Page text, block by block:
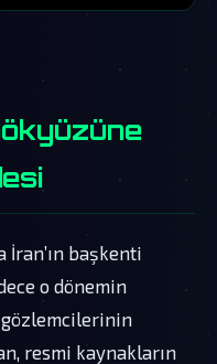
İran’ın başkenti
o dönemin
resmi kaynakların